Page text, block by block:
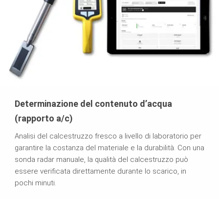
Determinazione del contenuto d’acqua
(rapporto a/c)
Analisi del calcestruzzo fresco a livello di laboratorio per
garantire la costanza del materiale e la durabilità. Con una
sonda radar manuale, la qualità del calcestruzzo può
essere verificata direttamente durante lo scarico, in
pochi minuti.